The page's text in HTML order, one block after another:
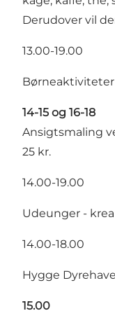
Derudover vil
13.00-19.00
14-15 og 16-18
Ansigtsmaling
25 kr.
14.00-19.00
Udeunger -
14.00-18.00
Hygge
15.00